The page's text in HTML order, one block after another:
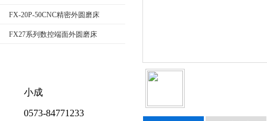
FX-20P-50CNC精密外圆磨床
FX27系列数控端面外圆磨床
小成
0573-84771233